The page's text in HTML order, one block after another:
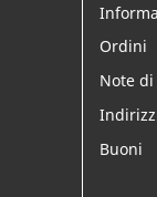
Ordini
Note
Buoni